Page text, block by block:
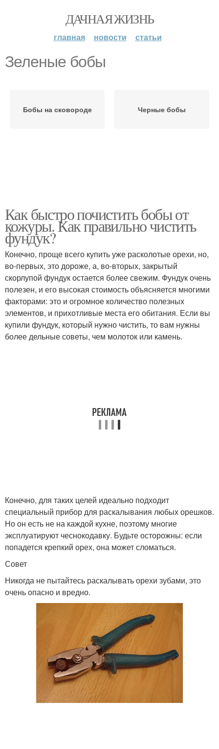
ДАЧНАЯ ЖИЗНЬ
главная новости статьи
Зеленые бобы
Бобы на сковороде Черные бобы
Как быстро почистить бобы от
кожуры. Как правильно чистить
фундук?
Конечно, проще всего купить уже расколотые орехи, но,
во-первых, это дороже, а, во-вторых, закрытый
скорлупой фундук остается более свежим. Фундук очень
полезен, и его высокая стоимость объясняется многими
факторами: это и огромное количество полезных
элементов, и прихотливые места его обитания. Если вы
купили фундук, который нужно чистить, то вам нужны
более дельные советы, чем молоток или камень.
Конечно, для таких целей идеально подходит
специальный прибор для раскалывания любых орешков.
Но он есть не на каждой кухне, поэтому многие
эксплуатируют чеснокодавку. Будьте осторожны: если
попадется крепкий орех, она может сломаться.
Совет
Никогда не пытайтесь раскалывать орехи зубами, это
очень опасно и вредно.